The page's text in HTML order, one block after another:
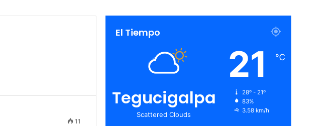
11
El Tiempo
Tegucigalpa
Scattered Clouds
21 ℃
28º - 21º
83%
3.58 km/h